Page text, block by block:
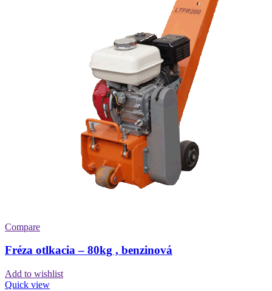
Compare
Fréza otlkacia – 80kg , benzinová
Add to wishlist
Quick view